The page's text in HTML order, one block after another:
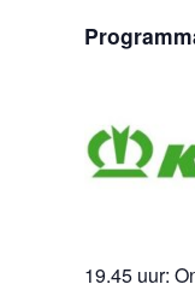
19.45 uur: